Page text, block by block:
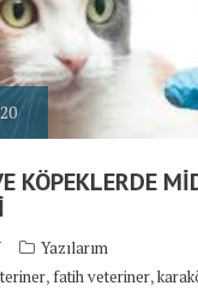
KÖPEKLERDE
Yazılarım
, fatih veteriner,